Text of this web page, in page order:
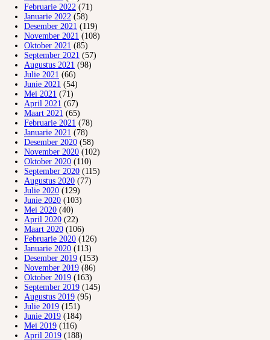
Februarie 2022 (71)
Januarie 2022 (58)
Desember 2021 (119)
November 2021 (108)
Oktober 2021 (85)
September 2021 (57)
Augustus 2021 (98)
Julie 2021 (66)
Junie 2021 (54)
Mei 2021 (71)
April 2021 (67)
Maart 2021 (65)
Februarie 2021 (78)
Januarie 2021 (78)
Desember 2020 (58)
November 2020 (102)
Oktober 2020 (110)
September 2020 (115)
Augustus 2020 (77)
Julie 2020 (129)
Junie 2020 (103)
Mei 2020 (40)
April 2020 (22)
Maart 2020 (106)
Februarie 2020 (126)
Januarie 2020 (113)
Desember 2019 (153)
November 2019 (86)
Oktober 2019 (163)
September 2019 (145)
Augustus 2019 (95)
Julie 2019 (151)
Junie 2019 (184)
Mei 2019 (116)
April 2019 (188)